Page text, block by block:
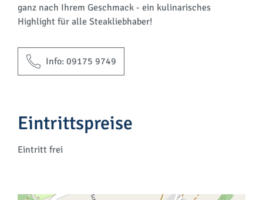
ganz nach Ihrem Geschmack - ein kulinarisches
Highlight für alle Steakliebhaber!
Info: 09175 9749
Eintrittspreise
Eintritt frei